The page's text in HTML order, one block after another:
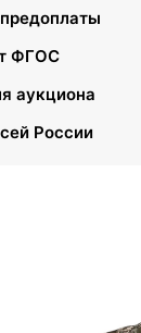
ФГОС
аукциона
России